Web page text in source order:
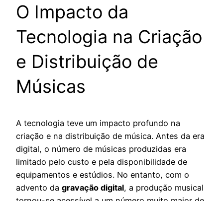
O Impacto da
Tecnologia na Criação
e Distribuição de
Músicas
A tecnologia teve um impacto profundo na
criação e na distribuição de música. Antes da era
digital, o número de músicas produzidas era
limitado pelo custo e pela disponibilidade de
equipamentos e estúdios. No entanto, com o
advento da gravação digital, a produção musical